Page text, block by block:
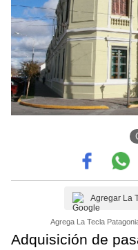
Agregar La
Agrega La Tecla
Adquisición de